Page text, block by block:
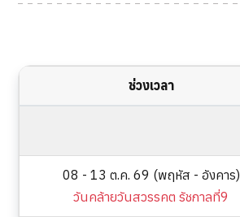
ช่วงเวลา
08 - 13 ต.ค. 69 (พฤหัส - อังคาร)
วันคล้ายวันสวรรคต รัชกาลที่9